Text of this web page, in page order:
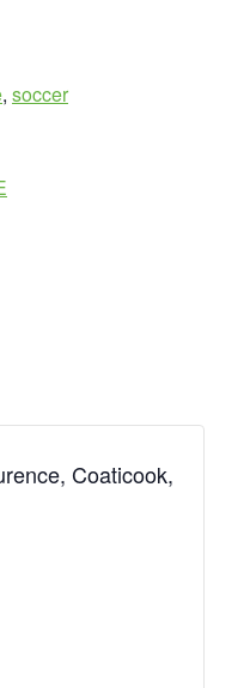
, soccer
Coaticook,